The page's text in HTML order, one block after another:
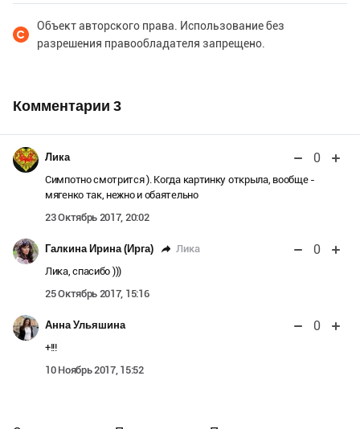
Объект авторского права. Использование без
разрешения правообладателя запрещено.
Комментарии 3
Лика 0
Симпотно смотрится ). Когда картинку открыла, вообще -
мягенко так, нежно и обаятельно
23 Октябрь 2017, 20:02
Галкина Ирина (Ирга) Лика 0
Лика, спасибо )))
25 Октябрь 2017, 15:16
Анна Ульяшина 0
+!!!
10 Ноябрь 2017, 15:52